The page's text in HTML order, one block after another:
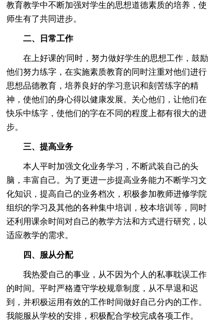
教育教学中不断加强对学生的思想道德素质的培养，使
师生有了共同进步。
二、日常工作
在上好课的'同时，努力做好学生的思想工作，鼓励
他们努力练字，在实施素质教育的同时注重对他们进行
思想品德教育，培养良好的学习意识和刻苦练字的精
神，使他们的身心得以健康发展。关心他们，让他们在
快乐中练字，使他们的字在不同的程度上都有很大的进
步。
三、提高业务
本人平时加强文化业务学习，不断武装自己的头
脑，丰富自己。为了更进一步提高业务能力不断学习文
化知识，提高自己的业务档次，积极参加教师进修学院
组织的学习及其他的各种集中培训，校本培训等，同时
还利用课余时间对自己的教学方法和方式进行研究，以
适应教学的需求。
四、服从分配
我热爱自己的事业，从不因为个人的私事耽误工作
的时间。平时严格遵守学校规章制度，从不早退和迟
到，并积极运用有效的工作时间做好自己分内的工作。
我能服从学校的安排，积极配合学校完成各项工作。